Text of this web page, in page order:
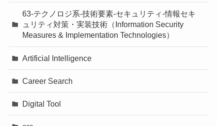
63-テクノロジ系-技術要素-セキュリティ-情報セキ
ュリティ対策・実装技術（Information Security
Measures & Implementation Technologies）
Artificial Intelligence
Career Search
Digital Tool